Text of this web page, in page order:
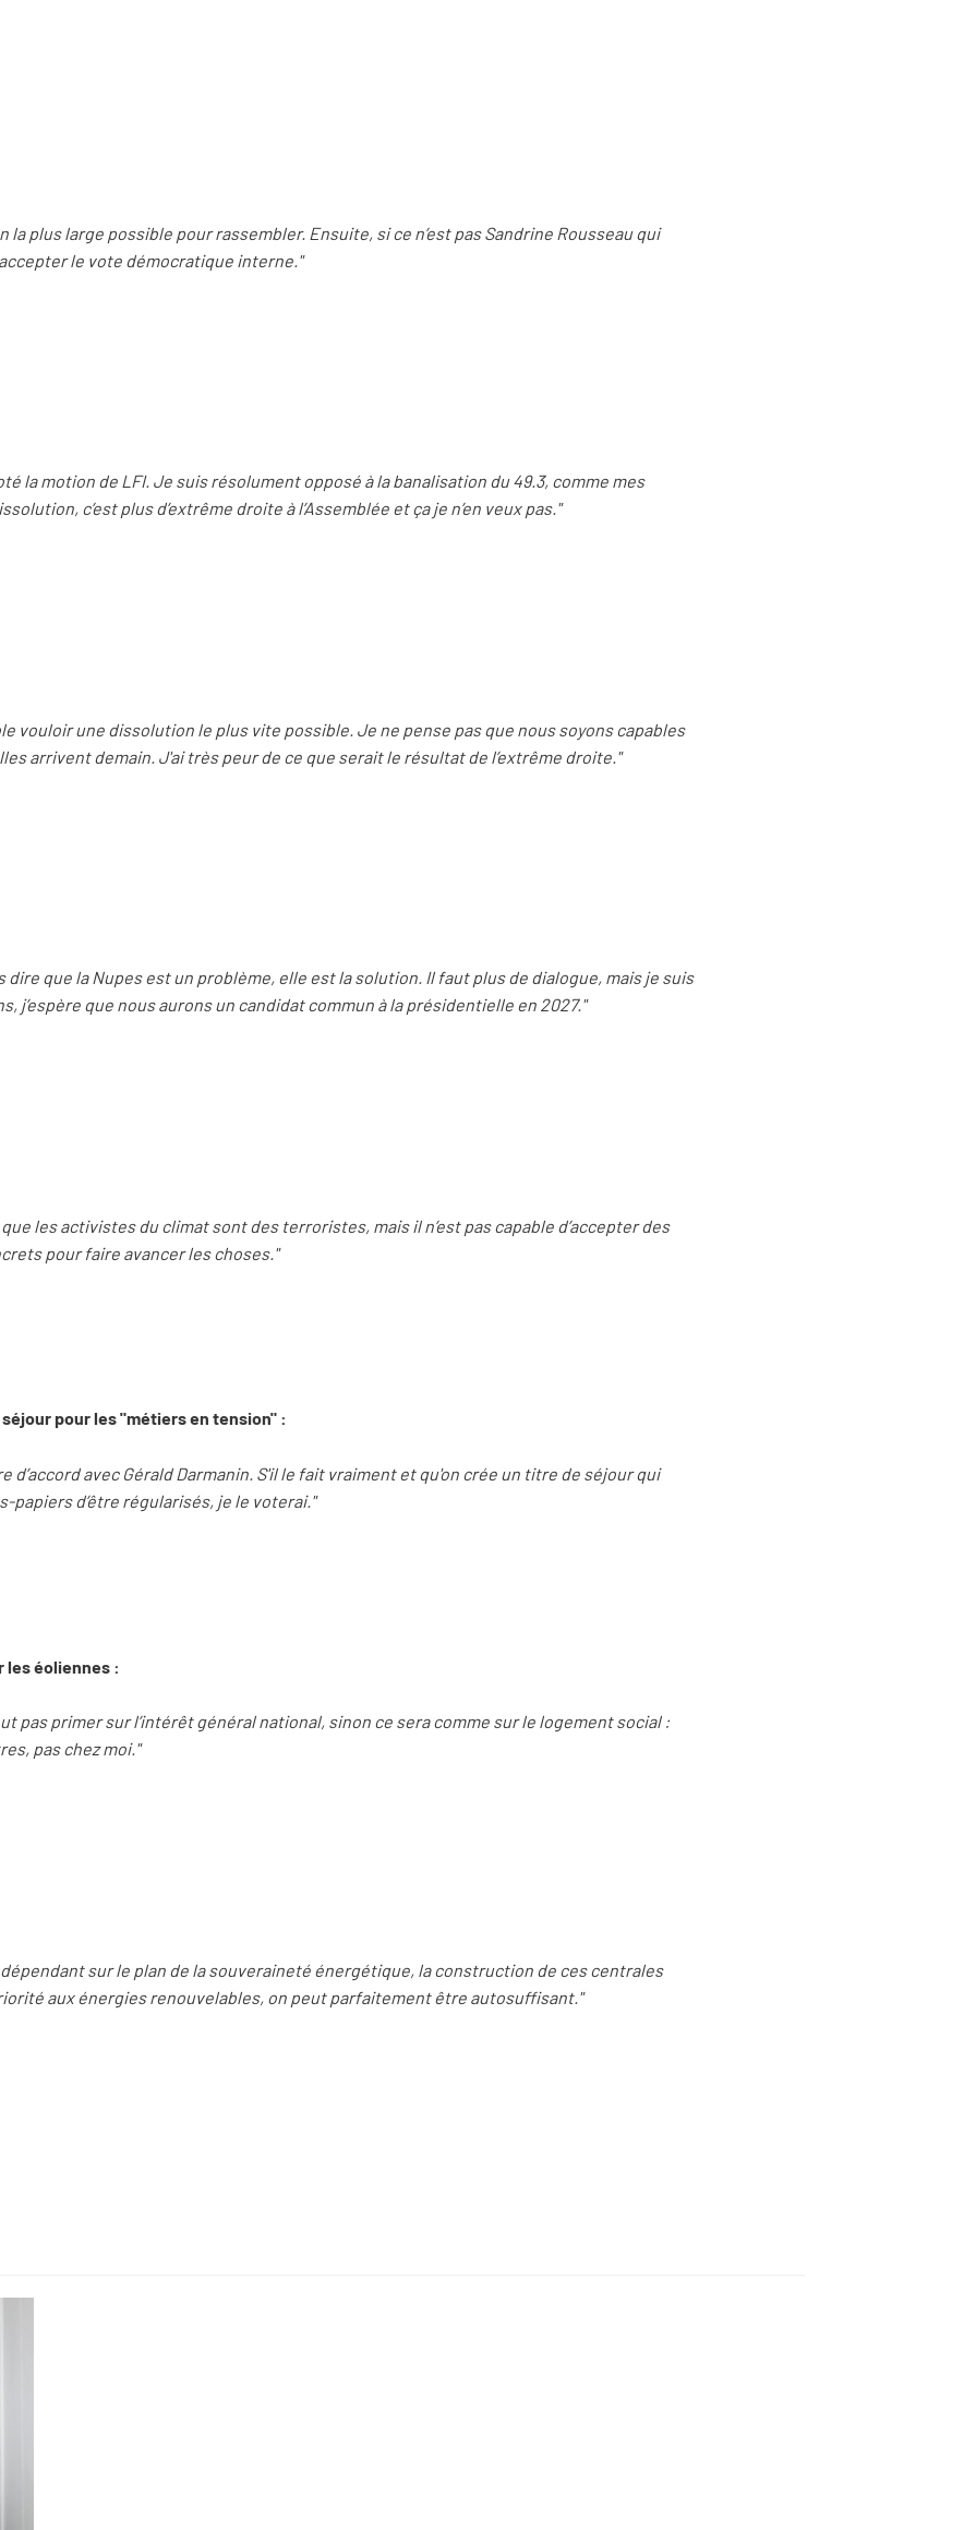
la plus large possible pour rassembler. Ensuite, si ce n’est pas Sandrine Rousseau qui
le vote démocratique interne."
la motion de LFI. Je suis résolument opposé à la banalisation du 49.3, comme mes
c’est plus d’extrême droite à l’Assemblée et ça je n’en veux pas."
vouloir une dissolution le plus vite possible. Je ne pense pas que nous soyons capables
arrivent demain. J'ai très peur de ce que serait le résultat de l’extrême droite."
dire que la Nupes est un problème, elle est la solution. Il faut plus de dialogue, mais je suis
j’espère que nous aurons un candidat commun à la présidentielle en 2027."
les activistes du climat sont des terroristes, mais il n’est pas capable d’accepter des
pour faire avancer les choses."
pour les "métiers en tension" :
d’accord avec Gérald Darmanin. S'il le fait vraiment et qu'on crée un titre de séjour qui
papiers d’être régularisés, je le voterai."
les éoliennes :
pas primer sur l’intérêt général national, sinon ce sera comme sur le logement social :
pas chez moi."
sur le plan de la souveraineté énergétique, la construction de ces centrales
aux énergies renouvelables, on peut parfaitement être autosuffisant."